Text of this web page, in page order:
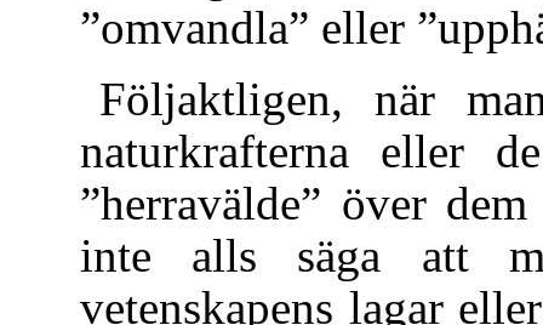
”omvandla” eller
Följaktligen, när
naturkrafterna eller
”herravälde” över
inte alls säga att
vetenskapens lagar